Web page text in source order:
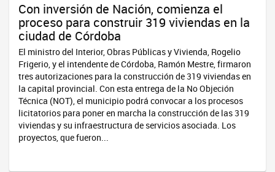
Con inversión de Nación, comienza el
proceso para construir 319 viviendas en la
ciudad de Córdoba
El ministro del Interior, Obras Públicas y Vivienda, Rogelio
Frigerio, y el intendente de Córdoba, Ramón Mestre, firmaron
tres autorizaciones para la construcción de 319 viviendas en
la capital provincial. Con esta entrega de la No Objeción
Técnica (NOT), el municipio podrá convocar a los procesos
licitatorios para poner en marcha la construcción de las 319
viviendas y su infraestructura de servicios asociada. Los
proyectos, que fueron...